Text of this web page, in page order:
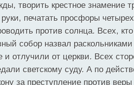
творить крестное знамение
печатать просфоры
против солнца. Всех,
собор назвал
отлучили от церкви. Всех
светскому суду. А по
за преступление против